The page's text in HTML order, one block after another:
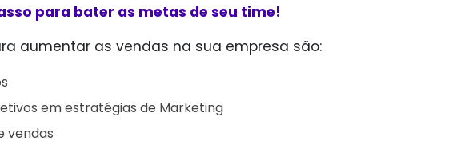
para bater as metas de seu time!
aumentar as vendas na sua empresa são:
em estratégias de Marketing
vendas